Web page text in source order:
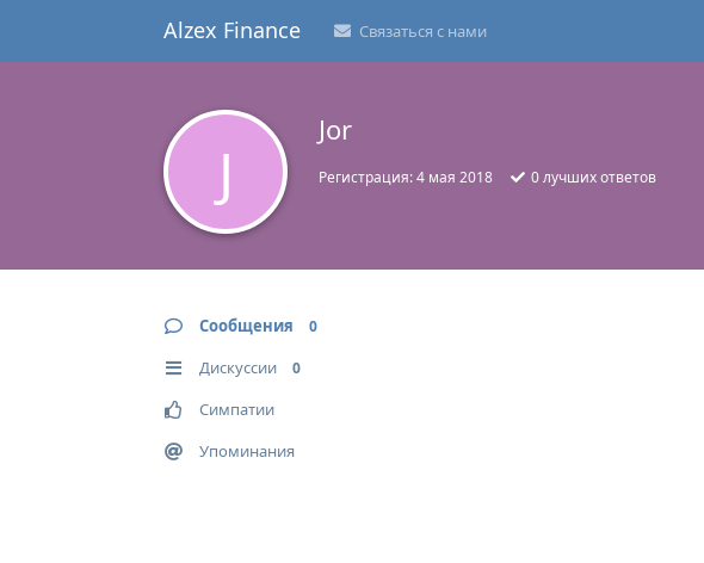
Alzex Finance Связаться с нами
J
Jor
Регистрация:4 мая 2018 0лучших ответов
Сообщения 0
Дискуссии 0
Симпатии
Упоминания